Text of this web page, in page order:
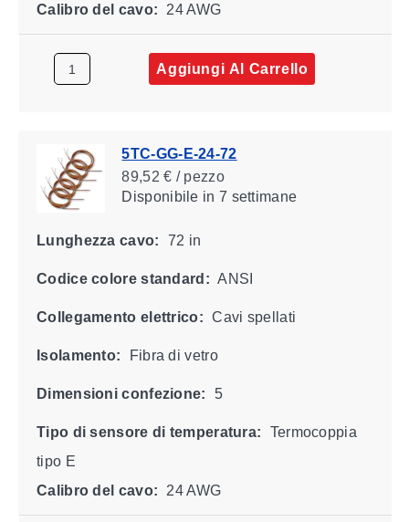
Calibro del cavo:
24 AWG
Aggiungi Al Carrello
5TC-GG-E-24-72
89,52 € / pezzo
Disponibile in 7 settimane
Lunghezza cavo: 72 in
Codice colore standard: ANSI
Collegamento elettrico: Cavi spellati
Isolamento: Fibra di vetro
Dimensioni confezione: 5
Tipo di sensore di temperatura:
Termocoppia
tipo E
Calibro del cavo:
24 AWG